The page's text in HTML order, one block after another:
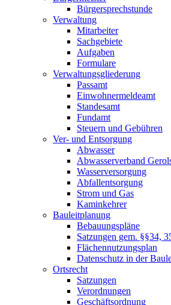
Bürgersprechstunde
Verwaltung
Mitarbeiter
Sachgebiete
Aufgaben
Formulare
Verwaltungsgliederung
Passamt
Einwohnermeldeamt
Standesamt
Fundamt
Steuern und Gebühren
Ver- und Entsorgung
Abwasser
Abwasserverband
Wasserversorgung
Abfallentsorgung
Strom und Gas
Kaminkehrer
Bauleitplanung
Bebauungspläne
Satzungen gem. §§34,
Flächennutzungsplan
Datenschutz in der
Ortsrecht
Satzungen
Verordnungen
Geschäftsordnung